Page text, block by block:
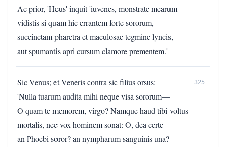
Ac prior, 'Heus' inquit 'iuvenes, monstrate mearum
vidistis si quam hic errantem forte sororum,
succinctam pharetra et maculosae tegmine lyncis,
aut spumantis apri cursum clamore prementem.'
Sic Venus; et Veneris contra sic filius orsus: 325
'Nulla tuarum audita mihi neque visa sororum—
O quam te memorem, virgo? Namque haud tibi voltus
mortalis, nec vox hominem sonat: O, dea certe—
an Phoebi soror? an nympharum sanguinis una?—